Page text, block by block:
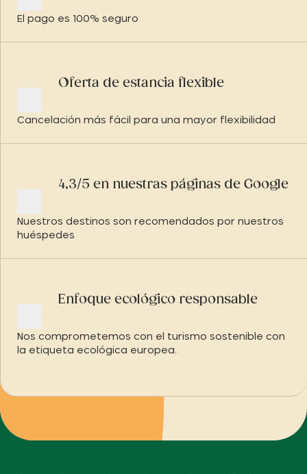
El pago es 100% seguro
Oferta de estancia flexible
Cancelación más fácil para una mayor flexibilidad
4,3/5 en nuestras páginas de Google
Nuestros destinos son recomendados por nuestros
huéspedes
Enfoque ecológico responsable
Nos comprometemos con el turismo sostenible con
la etiqueta ecológica europea.